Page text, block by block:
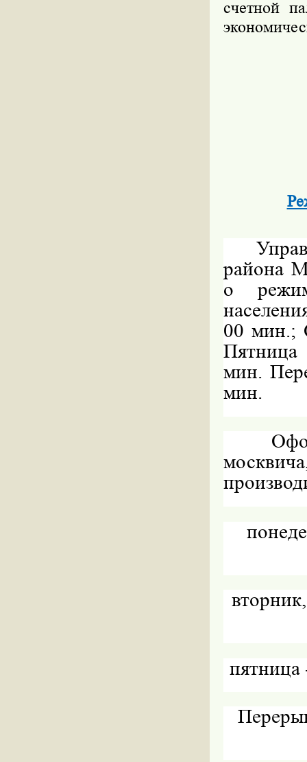
счетной
района
о
00мин.;
мин.
мин.